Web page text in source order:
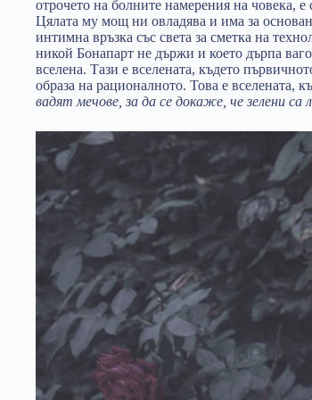
отрочето на болните намерения на човека,
Цялата му мощ ни овладява и има за
интимна връзка със света за сметка на
никой Бонапарт не държи и което дърпа
вселена. Тази е вселената, където
образа на рационалното. Това е вселената,
вадят мечове, за да се докаже, че зелени